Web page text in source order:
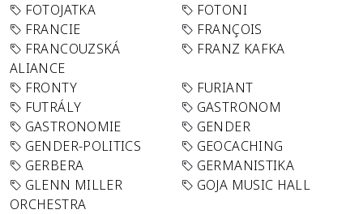
FOTOJATKA
FOTONI
FRANCIE
FRANÇOIS
FRANCOUZSKÁ
ALIANCE
FRANZ KAFKA
FRONTY
FURIANT
FUTRÁLY
GASTRONOM
GASTRONOMIE
GENDER
GENDER-POLITICS
GEOCACHING
GERBERA
GERMANISTIKA
GLENN MILLER
ORCHESTRA
GOJA MUSIC HALL